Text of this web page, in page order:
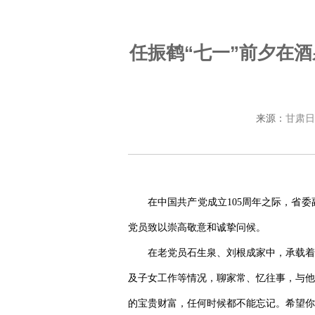
任振鹤“七一”前夕在
来源： 甘肃
在中国共产党成立105周年之际，省
党员致以崇高敬意和诚挚问候。
在老党员石生泉、刘根成家中，承载
及子女工作等情况，聊家常、忆往事，与
的宝贵财富，任何时候都不能忘记。希望